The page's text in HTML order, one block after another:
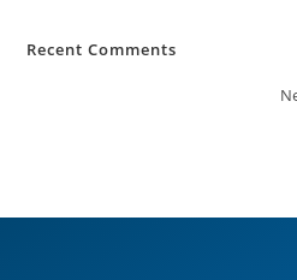
Recent Comments